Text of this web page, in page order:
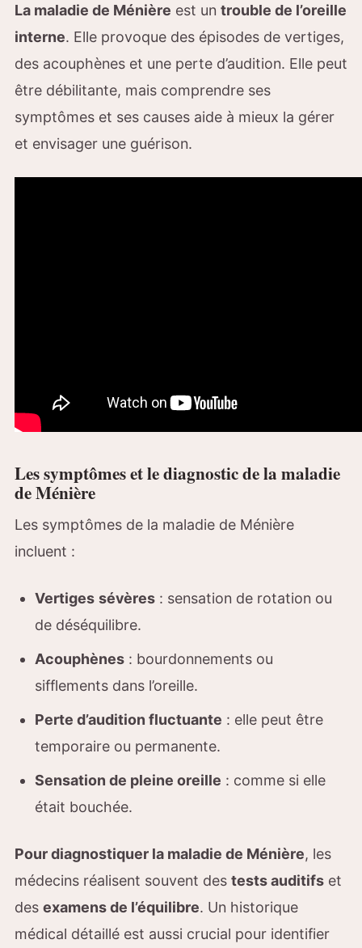
La maladie de Ménière est un trouble de l’oreille
interne. Elle provoque des épisodes de vertiges,
des acouphènes et une perte d’audition. Elle peut
être débilitante, mais comprendre ses
symptômes et ses causes aide à mieux la gérer
et envisager une guérison.
Les symptômes et le diagnostic de la maladie
de Ménière
Les symptômes de la maladie de Ménière
incluent :
Vertiges sévères : sensation de rotation ou
de déséquilibre.
Acouphènes : bourdonnements ou
sifflements dans l’oreille.
Perte d’audition fluctuante : elle peut être
temporaire ou permanente.
Sensation de pleine oreille : comme si elle
était bouchée.
Pour diagnostiquer la maladie de Ménière, les
médecins réalisent souvent des tests auditifs et
des examens de l’équilibre. Un historique
médical détaillé est aussi crucial pour identifier